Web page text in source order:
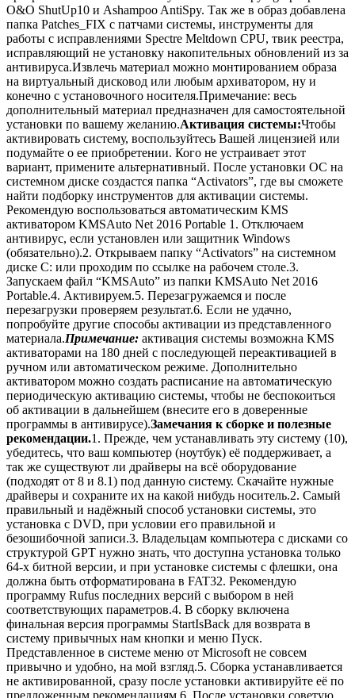
O&O ShutUp10 и Ashampoo AntiSpy. Так же в образ добавлена
папка Patches_FIX с патчами системы, инструменты для
работы с исправлениями Spectre Meltdown CPU, твик реестра,
исправляющий не установку накопительных обновлений из за
антивируса.Извлечь материал можно монтированием образа
на виртуальный дисковод или любым архиватором, ну и
конечно с установочного носителя.Примечание: весь
дополнительный материал предназначен для самостоятельной
установки по вашему желанию.Активация системы:Чтобы
активировать систему, воспользуйтесь Вашей лицензией или
подумайте о ее приобретении. Кого не устраивает этот
вариант, примените альтернативный. После установки ОС на
системном диске создастся папка “Activators”, где вы сможете
найти подборку инструментов для активации системы.
Рекомендую воспользоваться автоматическим KMS
активатором KMSAuto Net 2016 Portable 1. Отключаем
антивирус, если установлен или защитник Windows
(обязательно).2. Открываем папку “Activators” на системном
диске С: или проходим по ссылке на рабочем столе.3.
Запускаем файл “KMSAuto” из папки KMSAuto Net 2016
Portable.4. Активируем.5. Перезагружаемся и после
перезагрузки проверяем результат.6. Если не удачно,
попробуйте другие способы активации из представленного
материала.Примечание: активация системы возможна KMS
активаторами на 180 дней с последующей переактивацией в
ручном или автоматическом режиме. Дополнительно
активатором можно создать расписание на автоматическую
периодическую активацию системы, чтобы не беспокоиться
об активации в дальнейшем (внесите его в доверенные
программы в антивирусе).Замечания к сборке и полезные
рекомендации.1. Прежде, чем устанавливать эту систему (10),
убедитесь, что ваш компьютер (ноутбук) её поддерживает, а
так же существуют ли драйверы на всё оборудование
(подходят от 8 и 8.1) под данную систему. Скачайте нужные
драйверы и сохраните их на какой нибудь носитель.2. Самый
правильный и надёжный способ установки системы, это
установка с DVD, при условии его правильной и
безошибочной записи.3. Владельцам компьютера с дисками со
структурой GPT нужно знать, что доступна установка только
64-х битной версии, и при установке системы с флешки, она
должна быть отформатирована в FAT32. Рекомендую
программу Rufus последних версий с выбором в ней
соответствующих параметров.4. В сборку включена
финальная версия программы StartIsBack для возврата в
систему привычных нам кнопки и меню Пуск.
Представленное в системе меню от Microsoft не совсем
привычно и удобно, на мой взгляд.5. Сборка устанавливается
не активированной, сразу после установки активируйте её по
предложенным рекомендациям.6. После установки советую